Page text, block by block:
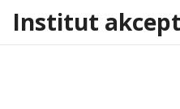
Institut